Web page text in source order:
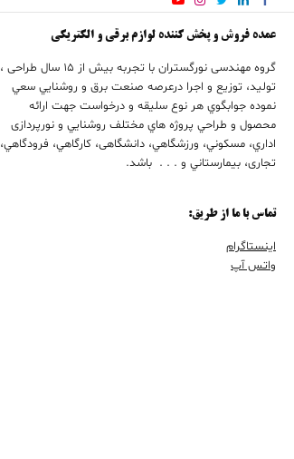
عمده فروش و پخش کننده لوازم برقی و الکتریکی
گروه مهندسی نورگستران با تجربه بيش از 15 سال طراحی ،
تولید، توزیع و اجرا درعرصه صنعت برق و روشنايي سعي
نموده جوابگوي هر نوع سليقه و درخواست جهت ارائه
محصول و طراحي پروژه هاي مختلف روشنايي و نورپردازی
اداري، مسكوني، ورزشگاهي، دانشگاهی، كارگاهي، فرودگاهي،
تجاری، بيمارستاني و . . . باشد.
تماس با ما از طریق:
اینستاگرام
واتس آپ